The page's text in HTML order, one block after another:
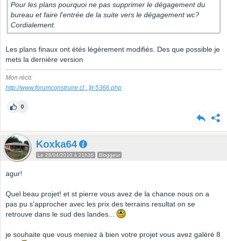
Pour les plans pourquoi ne pas supprimer le dégagement du
bureau et faire l'entrée de la suite vers le dégagement wc?
Cordialement.
Les plans finaux ont étés légèrement modifiés. Des que possible je
mets la dernière version
Mon récit:
http://www.forumconstruire.c[...]it-5366.php
0
Koxka64
Le 28/04/2010 à 21h36 Bloggeur
agur!
Quel beau projet! et st pierre vous avez de la chance nous on a
pas pu s'approcher avec les prix des terrains resultat on se
retrouve dans le sud des landes...
je souhaite que vous meniez à bien votre projet vous avez galéré 8